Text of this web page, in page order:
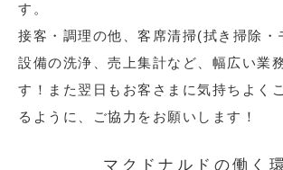
す。
接客・調理の他、客席清掃(拭き掃除・
設備の洗浄、売上集計など、幅広い業
す！また翌日もお客さまに気持ちよく
るように、ご協力をお願いします！
マクドナルドの働く